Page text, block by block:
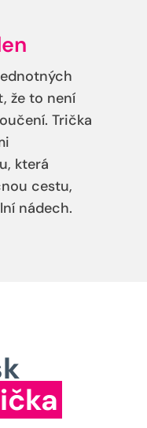
že to není
Trička
která
cestu,
nádech.